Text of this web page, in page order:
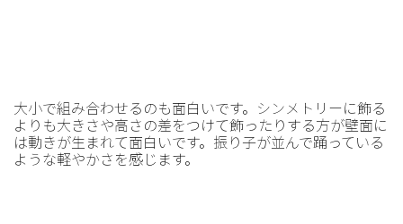
大小で組み合わせるのも面白いです。シンメトリーに飾る
よりも大きさや高さの差をつけて飾ったりする方が壁面に
は動きが生まれて面白いです。振り子が並んで踊っている
ような軽やかさを感じます。